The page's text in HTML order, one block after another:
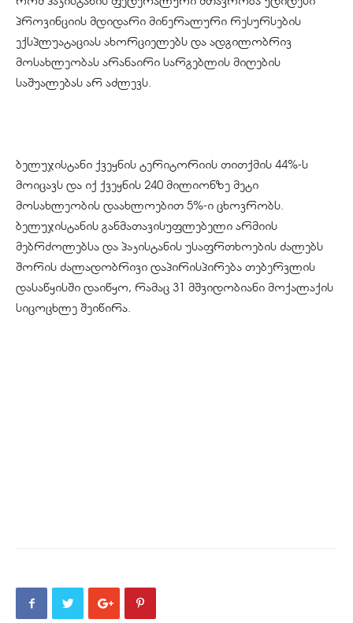
პროვინციის მდიდარი მინერალური რესურსების
ექსპლუატაციას ახორციელებს და ადგილობრივ
მოსახლეობას არანაირი სარგებლის მიღების
საშუალებას არ აძლევს.
ბელუჯისტანი ქვეყნის ტერიტორიის თითქმის 44%-ს
მოიცავს და იქ ქვეყნის 240 მილიონზე მეტი
მოსახლეობის დაახლოებით 5%-ი ცხოვრობს.
ბელუჯისტანის განმათავისუფლებელი არმიის
მებრძოლებსა და პაკისტანის უსაფრთხოების ძალებს
შორის ძალადობრივი დაპირისპირება თებერვლის
დასაწყისში დაიწყო, რამაც 31 მშვიდობიანი მოქალაქის
სიცოცხლე შეიწირა.